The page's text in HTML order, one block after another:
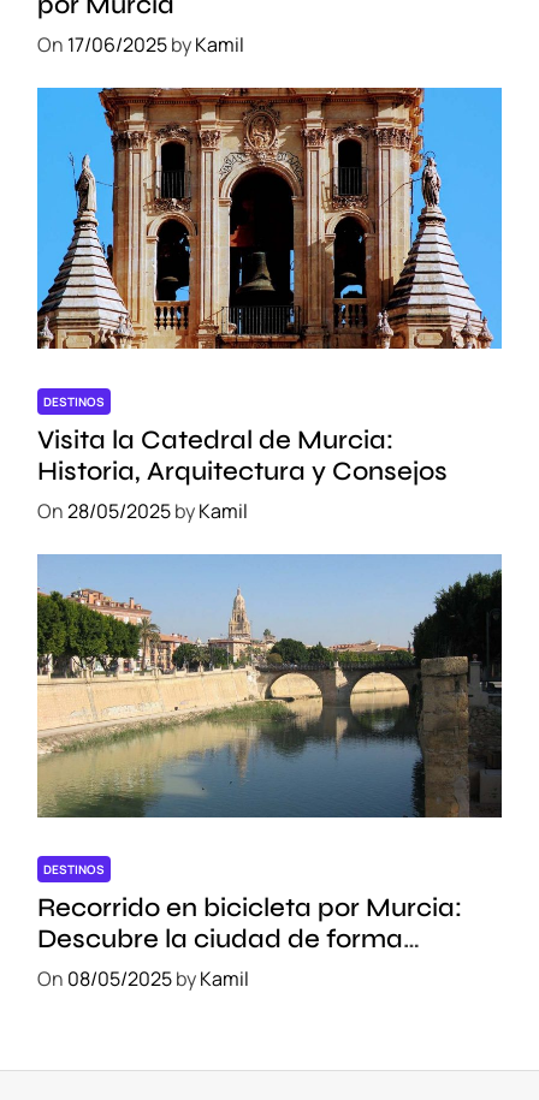
On 17/06/2025byKamil
DESTINOS
Visita la Catedral de Murcia:
Historia, Arquitectura y Consejos
On28/05/2025byKamil
DESTINOS
Recorrido en bicicleta por Murcia:
Descubre la ciudad de forma
sostenible
On 08/05/2025byKamil